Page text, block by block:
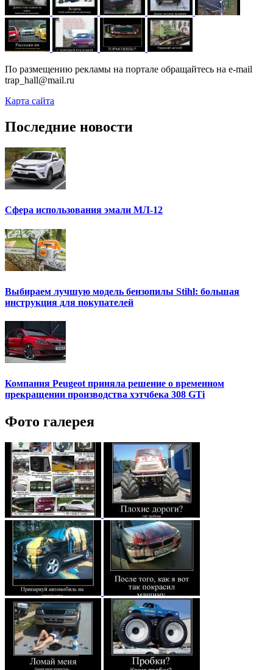
По размещению рекламы на портале обращайтесь на e-mail
trap_hall@mail.ru
Карта сайта
Последние новости
Сфера использования эмали МЛ-12
Выбираем лучшую модель бензопилы Stihl: большая
инструкция для покупателей
Компания Peugeot приняла решение о временном
прекращении производства хэтчбека 308 GTi
Фото галерея